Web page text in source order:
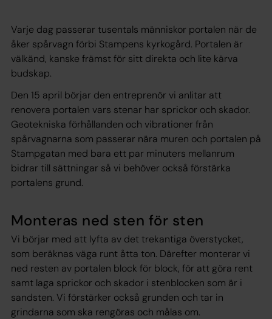
Varje dag passerar tusentals människor portalen när de
åker spårvagn förbi Stampens kyrkogård. Portalen är
välkänd, kanske främst för sitt direkta och lite kärva
budskap.
Den 15 april börjar den entreprenör vi anlitar att
renovera portalen vars stenar har sprickor och skador.
Geotekniska förhållanden och vibrationer från
spårvagnarna som passerar nära muren och portalen på
Stampgatan med bara ett par minuters mellanrum
bidrar till sättningar så vi behöver också förstärka
portalens grund.
Monteras ned sten för sten
Vi börjar med att lyfta av det trekantiga överstycket,
som beräknas väga runt åtta ton. Därefter monterar vi
ned resten av portalen block för block, för att göra rent
samt laga sprickor och skador i stenblocken som är i
sandsten. Vi förstärker också grunden och tar in
grindarna som ska rengöras och målas om.